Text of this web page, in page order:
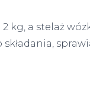
kg, a stelaż